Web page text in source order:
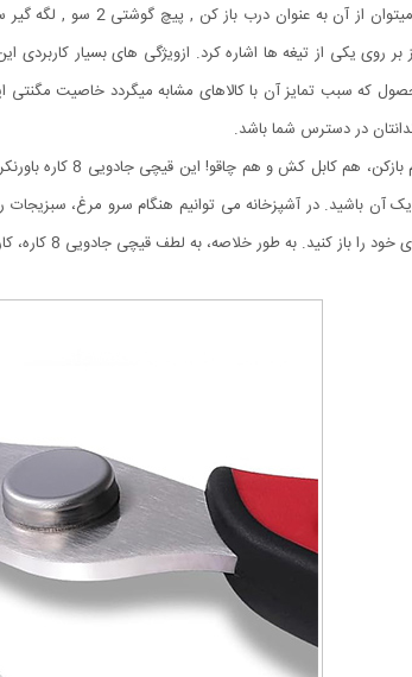
داده شده که
روی یکی از تیغه ها اشاره کرد. ازویژگی های بسیار
که سبب تمایز آن با کالاهای مشابه میگردد خاصیت
در دسترس شما باشد.
هم قیچی، هم
آن باشید. در آشپزخانه می توانیم هنگام سرو مرغ، سبزیجات
به لطف قیچی جادویی 8 کاره، کاری که در زندگی روزمره انجام می دهید اکنون کاربردی تر شده است. قابل شستشو در ماشین ظرفشویی می باشد.